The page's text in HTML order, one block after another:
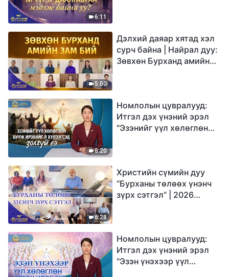
6:11
5:00
Дэлхий даяар хятад хэл
сурч байна | Найрал дуу:
Зөвхөн Бурханд амийн
8:20
Номлолын цувралууд:
Итгэл дэх үнэний эрэл
"Эзэнийг үүл хөлөглөн
6:28
Христийн сүмийн дуу
“Бурханы төлөөх үнэнч
зүрх сэтгэл” | 2026
Номлолын цувралууд:
Итгэл дэх үнэний эрэл
"Эзэн үнэхээр үүл